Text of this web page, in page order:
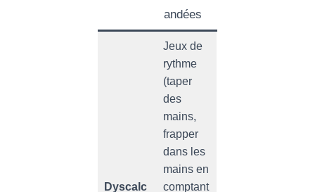
andées
Dyscalc
Jeux de
rythme
(taper
des
mains,
frapper
dans les
mains en
comptant